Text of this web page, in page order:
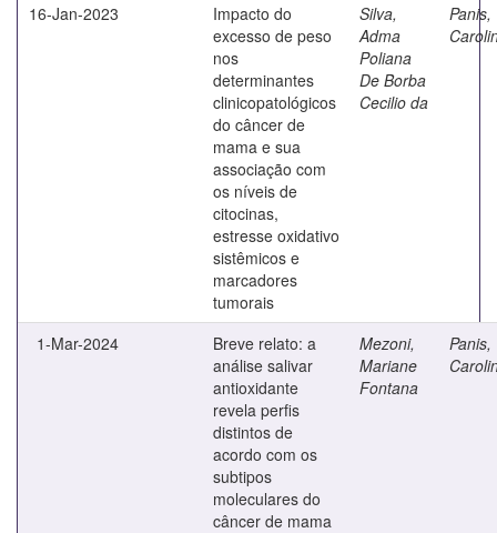
16-Jan-2023
Impacto do
excesso de peso
nos
determinantes
clinicopatológicos
do câncer de
mama e sua
associação com
os níveis de
citocinas,
estresse oxidativo
sistêmicos e
marcadores
tumorais
Silva,
Adma
Poliana
De Borba
Cecilio da
Panis,
1-Mar-2024
Breve relato: a
análise salivar
antioxidante
revela perfis
distintos de
acordo com os
subtipos
moleculares do
câncer de mama
Mezoni,
Mariane
Fontana
Panis,